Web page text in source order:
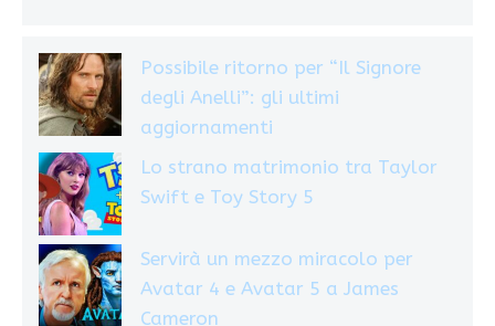
Possibile ritorno per “Il Signore
degli Anelli”: gli ultimi
aggiornamenti
Lo strano matrimonio tra Taylor
Swift e Toy Story 5
Servirà un mezzo miracolo per
Avatar 4 e Avatar 5 a James
Cameron